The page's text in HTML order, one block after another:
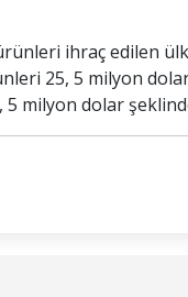
ihraç edilen
25, 5 milyon
milyon dolar